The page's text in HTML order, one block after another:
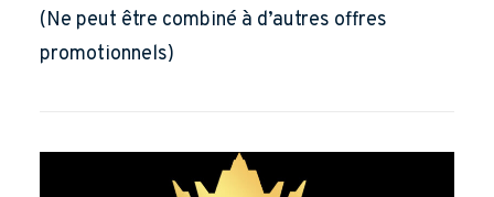
(Ne peut être combiné à d’autres offres
promotionnels)